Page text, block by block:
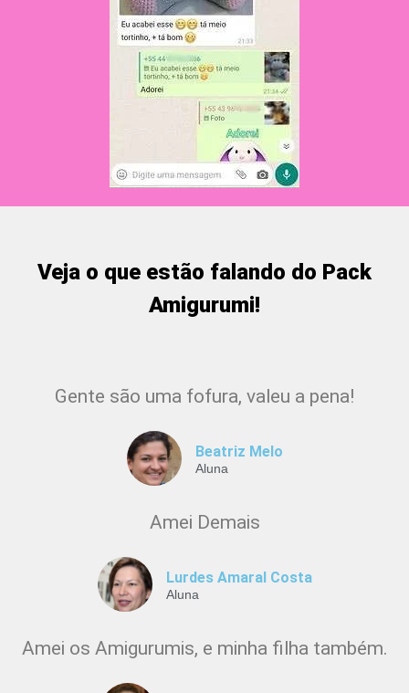
Veja o que estão falando do Pack
Amigurumi!
Gente são uma fofura, valeu a pena!
Beatriz Melo
Aluna
Amei Demais
Lurdes Amaral Costa
Aluna
Amei os Amigurumis, e minha filha também.